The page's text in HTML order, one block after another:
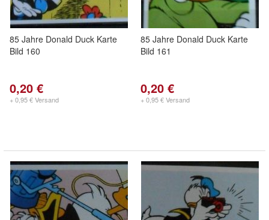
85 Jahre Donald Duck Karte
Bild 160
0,20 €
+ 0,95 € Versand
85 Jahre Donald Duck Karte
Bild 161
0,20 €
+ 0,95 € Versand